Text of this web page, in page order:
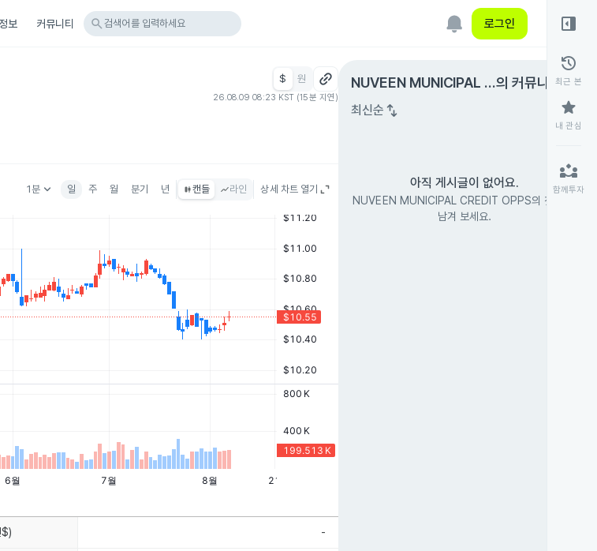
보 커뮤니티 search 검색어를 입력하세요 로그인
$ 원
26.08.09 08:23 KST (15분 지연)
1분keyboard_arrow_down 일 주 월 분기 년 캔들 라인 상세 차트 열기
NUVEEN MUNICIPAL C
REDIT OPPS
의 커뮤니티expand_circle_right
최신순 swap_vert
아직 게시글이 없어요.
NUVEEN MUNICIPAL CREDIT OPPS의 첫 글을
남겨 보세요.
right_panel_open
history
최근 본
star
내 관심
partner_exchange
함께투자